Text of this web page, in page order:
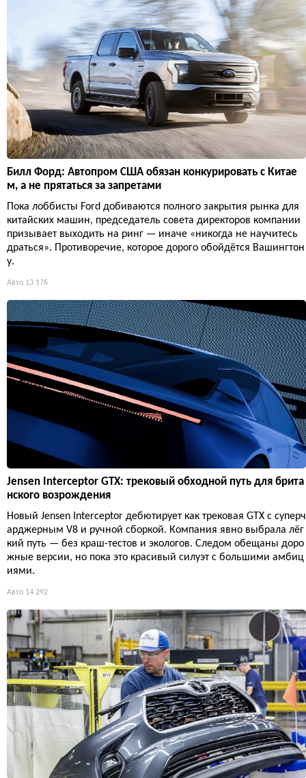
Билл Форд: Автопром США обязан конкурировать с Китае
м, а не прятаться за запретами
Пока лоббисты Ford добиваются полного закрытия рынка для
китайских машин, председатель совета директоров компании
призывает выходить на ринг — иначе «никогда не научитесь
драться». Противоречие, которое дорого обойдётся Вашингтон
у.
Авто 13 176
Jensen Interceptor GTX: трековый обходной путь для брита
нского возрождения
Новый Jensen Interceptor дебютирует как трековая GTX с суперч
арджерным V8 и ручной сборкой. Компания явно выбрала лёг
кий путь — без краш-тестов и экологов. Следом обещаны доро
жные версии, но пока это красивый силуэт с большими амбиц
иями.
Авто 14 292